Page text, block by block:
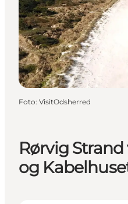
OVERNAT
PRAKTISK
NYHEDSBREV
Rørvig
og
Foto: VisitOdsherred